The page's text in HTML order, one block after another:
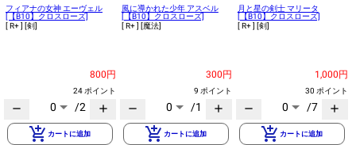
フィアナの女神 エーヴェル
[【B10】クロスローズ]
[ R+ ] [剣]
800円
24 ポイント
remove 0 /2 add
add_shopping_cart カートに追加
風に導かれた少年 アスベル
[【B10】クロスローズ]
[ R+ ] [魔法]
300円
9 ポイント
remove 0 /1 add
add_shopping_cart カートに追加
月と星の剣士 マリータ
[【B10】クロスローズ]
[ R+ ] [剣]
1,000円
30 ポイント
remove 0 /7 add
add_shopping_cart カートに追加